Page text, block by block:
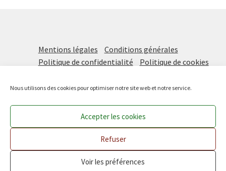
Nous utilisons des cookies pour optimiser notre site web et notre service.
Accepter les cookies
Refuser
Voir les préférences
Prochaine distribution vendredi 21 août DE 16H à 18H !
Mentions légales
Conditions générales
Politique de confidentialité
Politique de cookies
Les Paniers Solidaires, une initiative deManalia